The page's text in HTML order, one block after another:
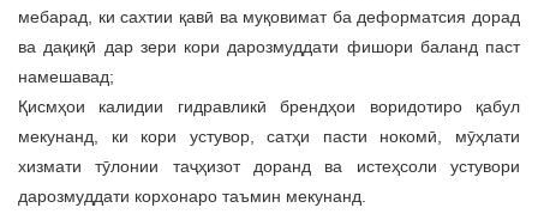
мебарад, ки сахтии қавӣ ва муқовимат ба деформатсия дорад
ва дақиқӣ дар зери кори дарозмуддати фишори баланд паст
намешавад;
Қисмҳои калидии гидравликӣ брендҳои воридотиро қабул
мекунанд, ки кори устувор, сатҳи пасти нокомӣ, мӯҳлати
хизмати тӯлонии таҷҳизот доранд ва истеҳсоли устувори
дарозмуддати корхонаро таъмин мекунанд.